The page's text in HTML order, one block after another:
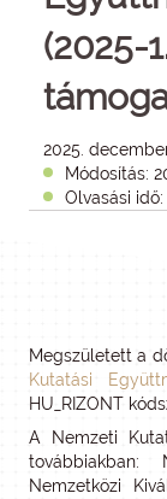
(2025-
2025.
Módosítás:
Olvasási
Megszületett a
Kutatási
HU_RIZONT
A Nemzeti
továbbiakban:
Nemzetközi